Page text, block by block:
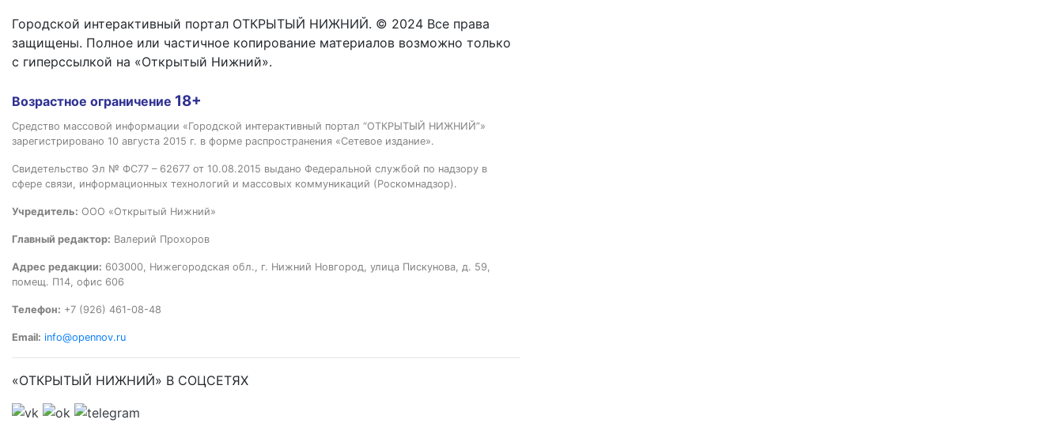
Городской интерактивный портал ОТКРЫТЫЙ НИЖНИЙ. © 2024 Все права
защищены. Полное или частичное копирование материалов возможно только
с гиперссылкой на «Открытый Нижний».
Возрастное ограничение 18+
Средство массовой информации «Городской интерактивный портал “ОТКРЫТЫЙ НИЖНИЙ”»
зарегистрировано 10 августа 2015 г. в форме распространения «Сетевое издание».
Свидетельство Эл № ФС77 – 62677 от 10.08.2015 выдано Федеральной службой по надзору в
сфере связи, информационных технологий и массовых коммуникаций (Роскомнадзор).
Учредитель: ООО «Открытый Нижний»
Главный редактор: Валерий Прохоров
Адрес редакции: 603000, Нижегородская обл., г. Нижний Новгород, улица Пискунова, д. 59,
помещ. П14, офис 606
Телефон: +7 (926) 461-08-48
Email: info@opennov.ru
«ОТКРЫТЫЙ НИЖНИЙ» В СОЦСЕТЯХ